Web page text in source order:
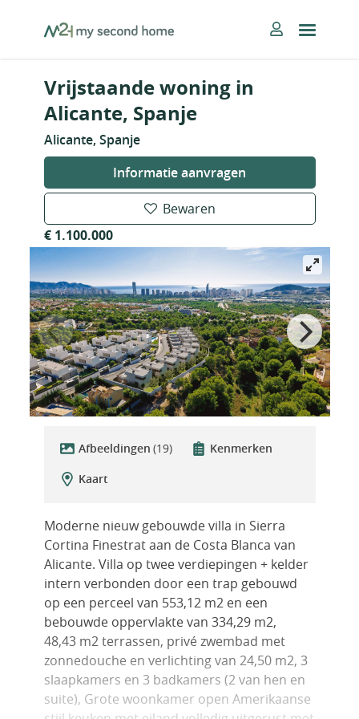
MySecondHome
Vrijstaande woning in
Alicante, Spanje
Alicante, Spanje
Informatie aanvragen
Bewaren
€ 1.100.000
Afbeeldingen (19)
Kenmerken
Kaart
Moderne nieuw gebouwde villa in Sierra
Cortina Finestrat aan de Costa Blanca van
Alicante. Villa op twee verdiepingen + kelder
intern verbonden door een trap gebouwd
op een perceel van 553,12 m2 en een
bebouwde oppervlakte van 334,29 m2,
48,43 m2 terrassen, privé zwembad met
zonnedouche en verlichting van 24,50 m2, 3
slaapkamers en 3 badkamers (2 van hen en
suite), Grote woonkamer open Amerikaanse